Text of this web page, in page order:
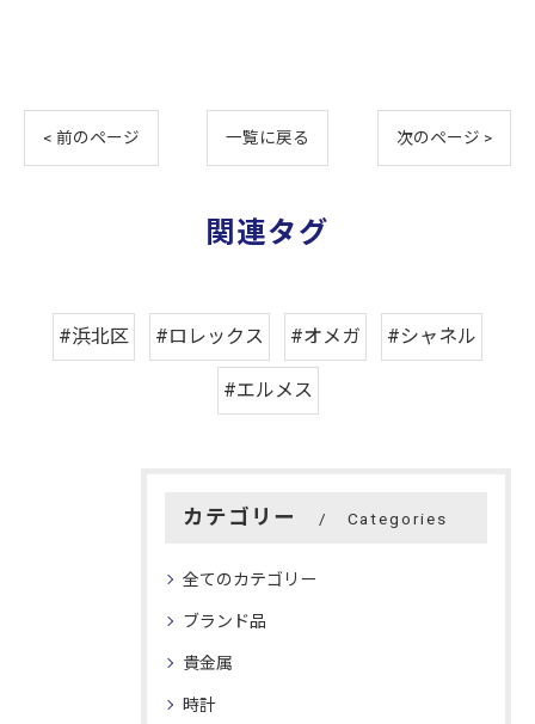
< 前のページ 一覧に戻る 次のページ >
関連タグ
#浜北区 #ロレックス #オメガ #シャネル
#エルメス
カテゴリー Categories
全てのカテゴリー
ブランド品
貴金属
時計